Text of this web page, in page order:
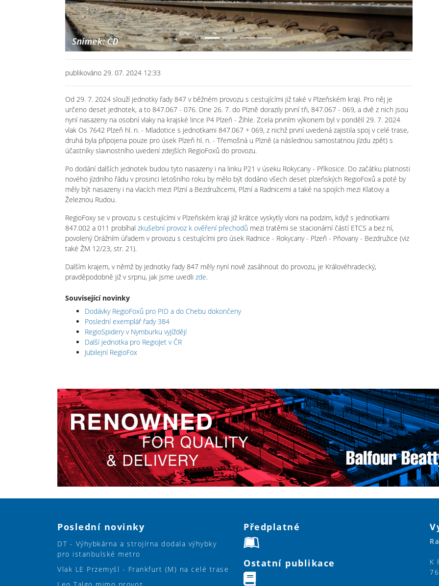
publikováno 29. 07. 2024 12:33
Od 29. 7. 2024 slouží jednotky řady 847 v běžném provozu s cestujícími již také v Plzeňském kraji. Pro něj je
určeno deset jednotek, a to 847.067 - 076. Dne 26. 7. do Plzně dorazily první tři, 847.067 - 069, a dvě z nich jsou
nyní nasazeny na osobní vlaky na krajské lince P4 Plzeň - Žihle. Zcela prvním výkonem byl v pondělí 29. 7. 2024
vlak Os 7642 Plzeň hl. n. - Mladotice s jednotkami 847.067 + 069, z nichž první uvedená zajistila spoj v celé trase,
druhá byla připojena pouze pro úsek Plzeň hl. n. - Třemošná u Plzně (a následnou samostatnou jízdu zpět) s
účastníky slavnostního uvedení zdejších RegioFoxů do provozu.
Po dodání dalších jednotek budou tyto nasazeny i na linku P21 v úseku Rokycany - Příkosice. Do začátku platnosti
nového jízdního řádu v prosinci letošního roku by mělo být dodáno všech deset plzeňských RegioFoxů a poté by
měly být nasazeny i na vlacích mezi Plzní a Bezdružicemi, Plzní a Radnicemi a také na spojích mezi Klatovy a
Železnou Rudou.
RegioFoxy se v provozu s cestujícími v Plzeňském kraji již krátce vyskytly vloni na podzim, když s jednotkami
847.002 a 011 probíhal zkušební provoz k ověření přechodů mezi tratěmi se stacionární částí ETCS a bez ní,
povolený Drážním úřadem v provozu s cestujícími pro úsek Radnice - Rokycany - Plzeň - Pňovany - Bezdružice (viz
také ŽM 12/23, str. 21).
Dalším krajem, v němž by jednotky řady 847 měly nyní nově zasáhnout do provozu, je Královéhradecký,
pravděpodobně již v srpnu, jak jsme uvedli zde.
Související novinky
Dodávky RegioFoxů pro PID a do Chebu dokončeny
Poslední exemplář řady 384
RegioSpidery v Nymburku vyjíždějí
Další jednotka pro RegioJet v ČR
Jubilejní RegioFox
Poslední novinky
DT - Výhybkárna a strojírna dodala výhybky
pro istanbulské metro
Vlak LE Przemyśl - Frankfurt (M) na celé trase
Leo Talgo mimo provoz
Předplatné
Ostatní publikace
K